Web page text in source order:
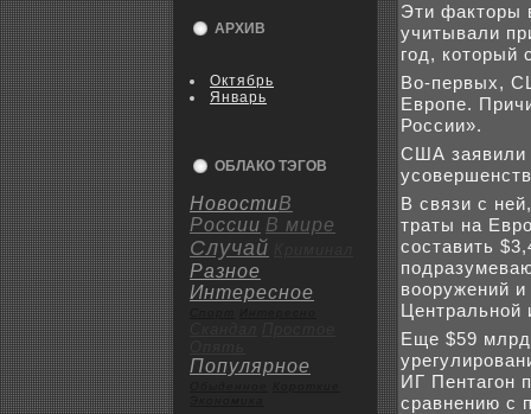
АРХИВ
Октябрь
Январь
ОБЛАКО ТЭГОВ
НовостиВ
России В мире
Случай
Разное
Интересное
Популярное
Эти факторы
учитывали
год, который
Во-первых,
Европе.
России».
США заявили
В связи с
траты на
составить
вооружений и
Центральной
Еще $59 млрд
ИГ Пентагон
сравнению с